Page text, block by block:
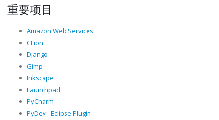
重要项目
Amazon Web Services
CLion
Django
Gimp
Inkscape
Launchpad
PyCharm
PyDev - Eclipse Plugin